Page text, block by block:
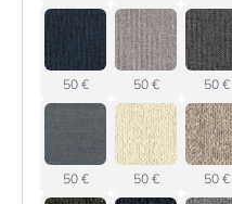
50 € 50 € 50 €
50 € 50 € 50 €